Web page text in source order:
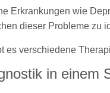
Erkrankungen wie
dieser Probleme zu
es verschiedene
in einem